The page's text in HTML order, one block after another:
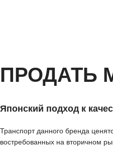
ПРОДАТЬ
Японский подход к
Транспорт данного бренда
востребованных на вторичном